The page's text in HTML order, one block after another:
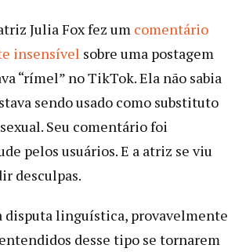
Julia Fox fez um comentário
insensível sobre uma postagem
“rímel” no TikTok. Ela não sabia
sendo usado como substituto
Seu comentário foi
pelos usuários. E a atriz se viu
desculpas.
disputa linguística, provavelmente
desse tipo se tornarem